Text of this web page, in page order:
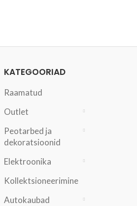
KATEGOORIAD
Raamatud
Outlet
Peotarbed ja
dekoratsioonid
Elektroonika
Kollektsioneerimine
Autokaubad